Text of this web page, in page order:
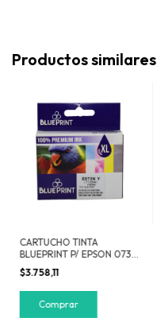
Productos similares
CARTUCHO TINTA
BLUEPRINT P/ EPSON 073N
AMARILLO
$3.758,11